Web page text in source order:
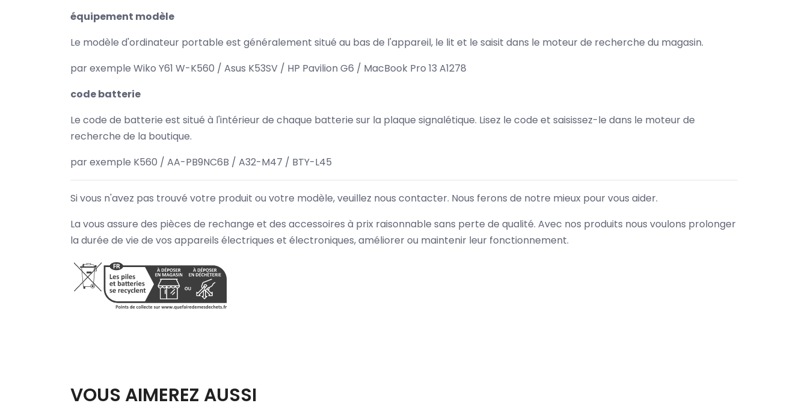
équipement modèle
Le modèle d'ordinateur portable est généralement situé au bas de l'appareil, le lit et le saisit dans le moteur de recherche du magasin.
par exemple Wiko Y61 W-K560 / Asus K53SV / HP Pavilion G6 / MacBook Pro 13 A1278
code batterie
Le code de batterie est situé à l'intérieur de chaque batterie sur la plaque signalétique. Lisez le code et saisissez-le dans le moteur de
recherche de la boutique.
par exemple K560 / AA-PB9NC6B / A32-M47 / BTY-L45
Si vous n'avez pas trouvé votre produit ou votre modèle, veuillez nous contacter. Nous ferons de notre mieux pour vous aider.
La vous assure des pièces de rechange et des accessoires à prix raisonnable sans perte de qualité. Avec nos produits nous voulons prolonger
la durée de vie de vos appareils électriques et électroniques, améliorer ou maintenir leur fonctionnement.
VOUS AIMEREZ AUSSI